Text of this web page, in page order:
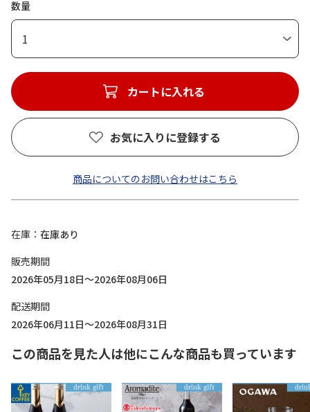
数量
1
カートに入れる
お気に入りに登録する
商品についてのお問い合わせはこちら
在庫
在庫あり
販売期間
2026年05月18日～2026年08月06日
配送期間
2026年06月11日～2026年08月31日
この商品を見た人は他にこんな商品も買っています